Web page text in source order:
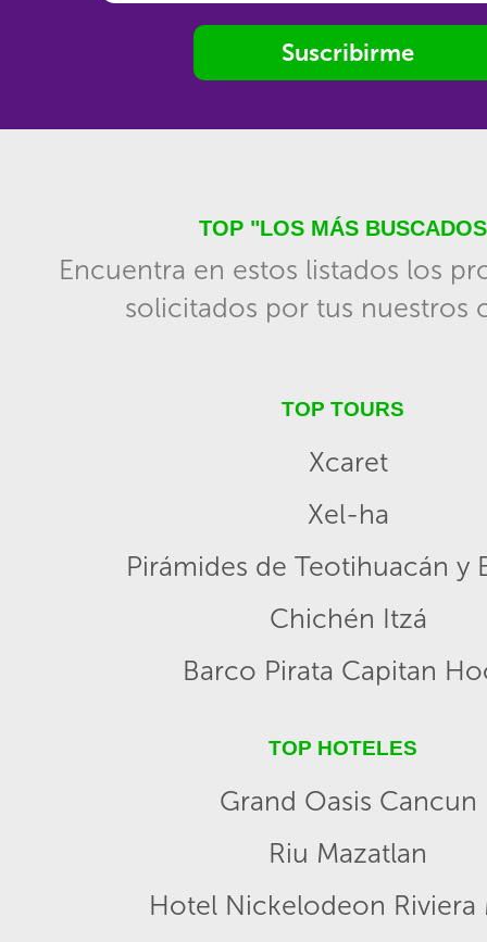
Suscribirme
TOP "LOS MÁS
Encuentra en estos listados los
solicitados por tus nuestros
TOP TOURS
Xcaret
Xel-ha
Pirámides de Teotihuacán y
Chichén Itzá
Barco Pirata Capitan
TOP HOTELES
Grand Oasis Cancun
Riu Mazatlan
Hotel Nickelodeon Riviera